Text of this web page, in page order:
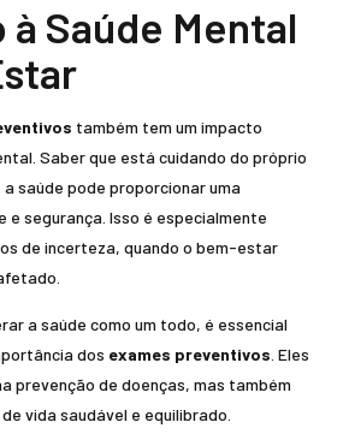
à Saúde Mental
também tem um impacto
Saber que está cuidando do próprio
saúde pode proporcionar uma
e segurança. Isso é especialmente
de incerteza, quando o bem-estar
a saúde como um todo, é essencial
dos exames preventivos . Eles
prevenção de doenças, mas também
vida saudável e equilibrado.